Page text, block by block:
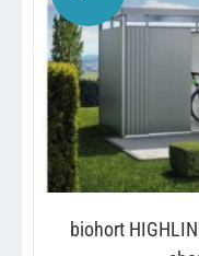
biohort